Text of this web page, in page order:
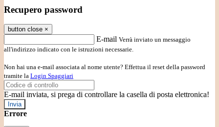
Recupero password
button close ×
E-mail Verrà inviato un messaggio
all'indirizzo indicato con le istruzioni necessarie.
Non hai una e-mail associata al nome utente? Effettua il reset della password
tramite la Login Spaggiari
E-mail inviata, si prega di controllare la casella di posta elettronica!
Errore